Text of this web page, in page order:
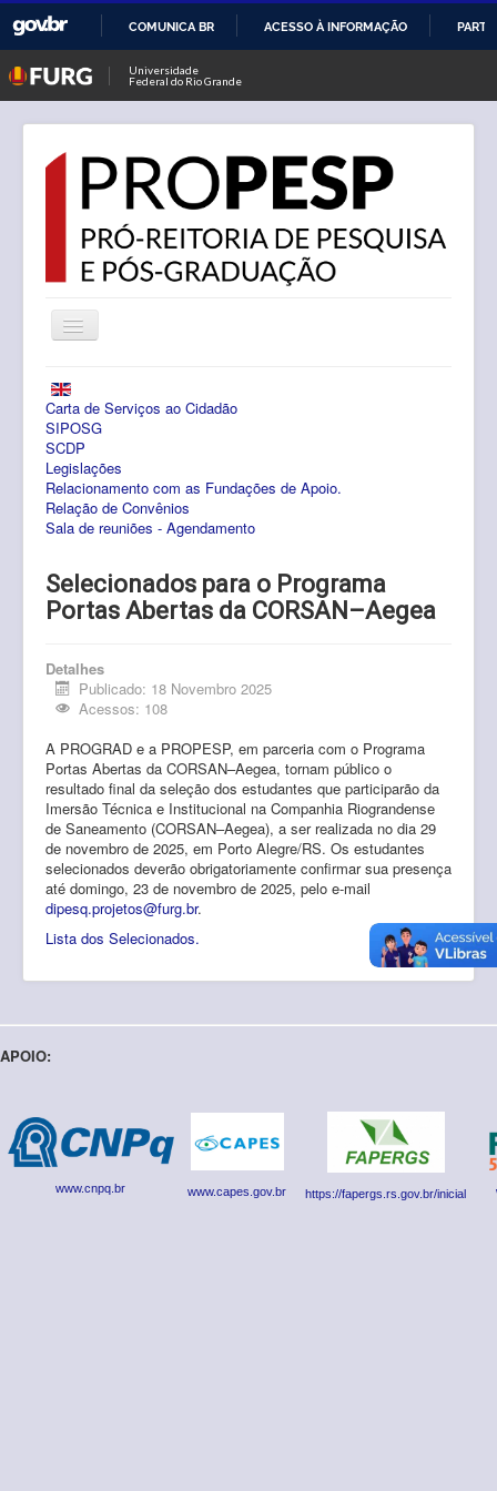
O
CONTEÚDO
COMUNICA BR ACESSO À INFORMAÇÃO
Universidade
Federal do Rio Grande
Alternar
Navegação
Notícias
PROPESP
Pesquisa
Pós-Graduação
Internacionalização.
Comitês
Contato
Carta de Serviços ao Cidadão
SIPOSG
SCDP
Legislações
Relacionamento com as Fundações de Apoio.
Relação de Convênios
Sala de reuniões - Agendamento
Selecionados para o Programa
Portas Abertas da CORSAN–Aegea
Detalhes
Publicado: 18 Novembro 2025
Acessos: 108
A PROGRAD e a PROPESP, em parceria com o Programa
Portas Abertas da CORSAN–Aegea, tornam público o
resultado final da seleção dos estudantes que participarão da
Imersão Técnica e Institucional na Companhia Riograndense
de Saneamento (CORSAN–Aegea), a ser realizada no dia 29
de novembro de 2025, em Porto Alegre/RS. Os estudantes
selecionados deverão obrigatoriamente confirmar sua presença
até domingo, 23 de novembro de 2025, pelo e-mail
dipesq.projetos@furg.br.
Lista dos Selecionados.
APOIO:
www.cnpq.br www.capes.gov.br https://fapergs.rs.gov.br/inicial